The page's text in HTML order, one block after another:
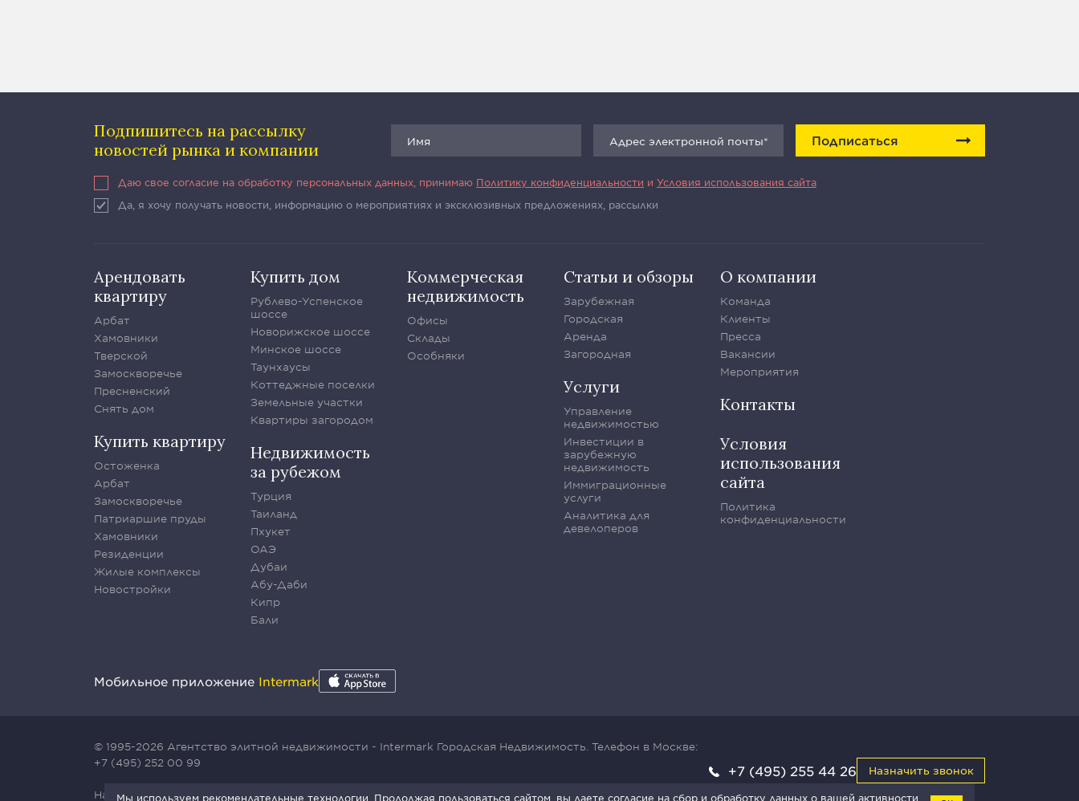
Мы используем рекомендательные технологии. Продолжая пользоваться сайтом, вы даете согласие на сбор и обработку данных о вашей активности
Подпишитесь на рассылку
новостей рынка и компании
Подписаться
Даю свое согласие на обработку персональных данных, принимаю Политику конфиденциальности и Условия использования сайта
Да, я хочу получать новости, информацию о мероприятиях и эксклюзивных предложениях, рассылки
Арендовать
квартиру
Арбат
Хамовники
Тверской
Замоскворечье
Пресненский
Снять дом
Купить квартиру
Остоженка
Арбат
Замоскворечье
Патриаршие пруды
Хамовники
Резиденции
Жилые комплексы
Новостройки
Купить дом
Рублево-Успенское
шоссе
Новорижское шоссе
Минское шоссе
Таунхаусы
Коттеджные поселки
Земельные участки
Квартиры загородом
Недвижимость
за рубежом
Турция
Таиланд
Пхукет
ОАЭ
Дубаи
Абу-Даби
Кипр
Бали
Коммерческая
недвижимость
Офисы
Склады
Особняки
Статьи и обзоры
Зарубежная
Городская
Аренда
Загородная
Услуги
Управление
недвижимостью
Инвестиции в
зарубежную
недвижимость
Иммиграционные
услуги
Аналитика для
девелоперов
О компании
Команда
Клиенты
Пресса
Вакансии
Мероприятия
Контакты
Условия
использования
сайта
Политика
конфиденциальности
Мобильное приложение Intermark
© 1995-2026 Агентство элитной недвижимости - Intermark Городская Недвижимость. Телефон в Москве:
+7 (495) 252 00 99
Наш сайт защищен с помощью сервиса Yandex SmartCaptcha: Условия обработки данных.
+7 (495) 255 44 26 Назначить звонок